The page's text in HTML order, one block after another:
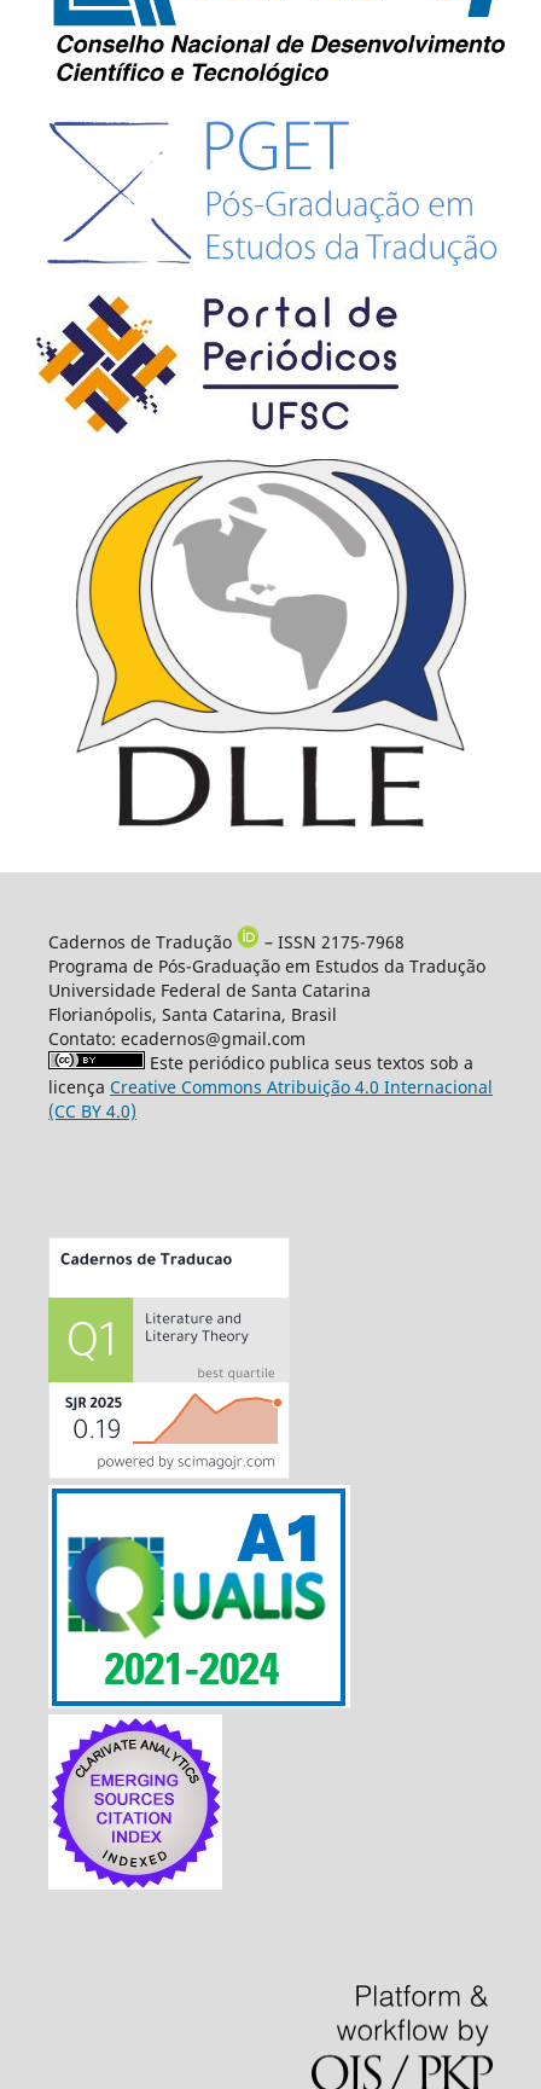
Cadernos de Tradução
– ISSN 2175-7968
Programa de Pós-Graduação em Estudos da Tradução
Universidade Federal de Santa Catarina
Florianópolis, Santa Catarina, Brasil
Contato: ecadernos@gmail.com
Este periódico publica seus textos sob a
licença Creative Commons Atribuição 4.0 Internacional
(CC BY 4.0)